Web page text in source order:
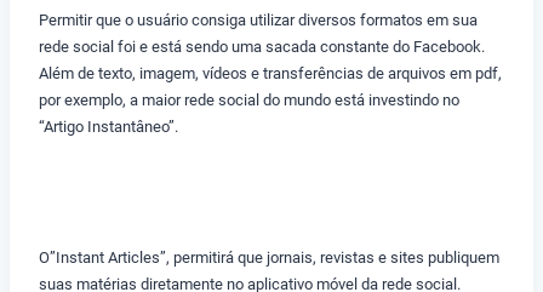
Permitir que o usuário consiga utilizar diversos formatos em sua
rede social foi e está sendo uma sacada constante do Facebook.
Além de texto, imagem, vídeos e transferências de arquivos em pdf,
por exemplo, a maior rede social do mundo está investindo no
“Artigo Instantâneo”.
O”Instant Articles”, permitirá que jornais, revistas e sites publiquem
suas matérias diretamente no aplicativo móvel da rede social.